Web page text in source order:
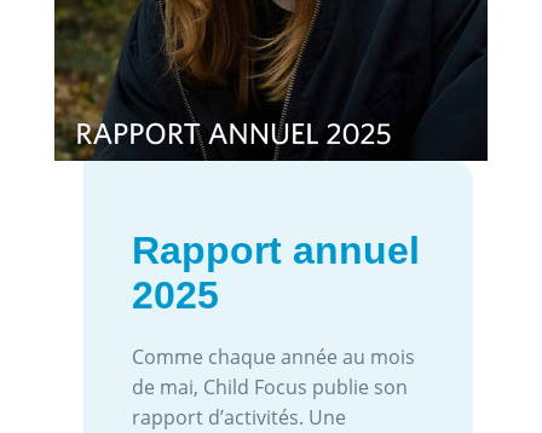
Rapport annuel
2025
Comme chaque année au mois
de mai, Child Focus publie son
rapport d’activités. Une